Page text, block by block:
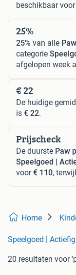
beschikbaar
25%
25% van alle
categorie
afgelopen week
€ 22
De huidige
is € 22.
Prijscheck
De duurste Paw
Speelgoed |
voor€ 110,
Home
Speelgoed |
20 resultaten voor